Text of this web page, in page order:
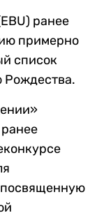
ранее
примерно
список
Рождества.
посвященную